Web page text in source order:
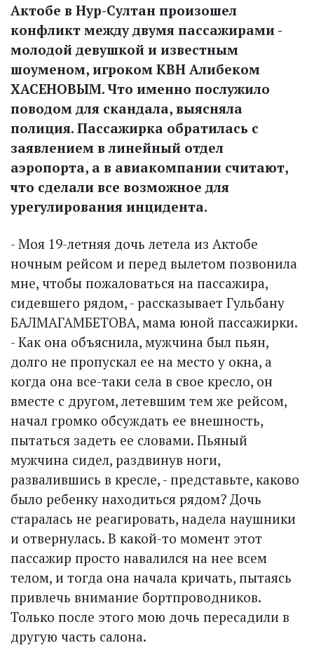
Актобе в Нур-Султан произошел
конфликт между двумя пассажирами -
молодой девушкой и известным
шоуменом, игроком КВН Алибеком
ХАСЕНОВЫМ. Что именно послужило
поводом для скандала, выясняла
полиция. Пассажирка обратилась с
заявлением в линейный отдел
аэропорта, а в авиа­компании считают,
что сделали все возможное для
урегулирования инцидента.
- Моя 19-летняя дочь летела из Актобе
ночным рейсом и перед вылетом позвонила
мне, чтобы пожаловаться на пассажира,
сидевшего рядом, - рассказывает Гульбану
БАЛМАГАМБЕТОВА, мама юной пассажирки.
- Как она объяснила, мужчина был пьян,
долго не пропускал ее на место у окна, а
когда она все-таки села в свое кресло, он
вместе с другом, летевшим тем же рейсом,
начал громко обсуждать ее внешность,
пытаться задеть ее словами. Пьяный
мужчина сидел, раздвинув ноги,
развалившись в кресле, - представьте, каково
было ребенку находиться рядом? Дочь
старалась не реагировать, надела наушники
и отвернулась. В какой-то момент этот
пассажир просто навалился на нее всем
телом, и тогда она начала кричать, пытаясь
привлечь внимание бортпроводников.
Только после этого мою дочь пересадили в
другую часть салона.